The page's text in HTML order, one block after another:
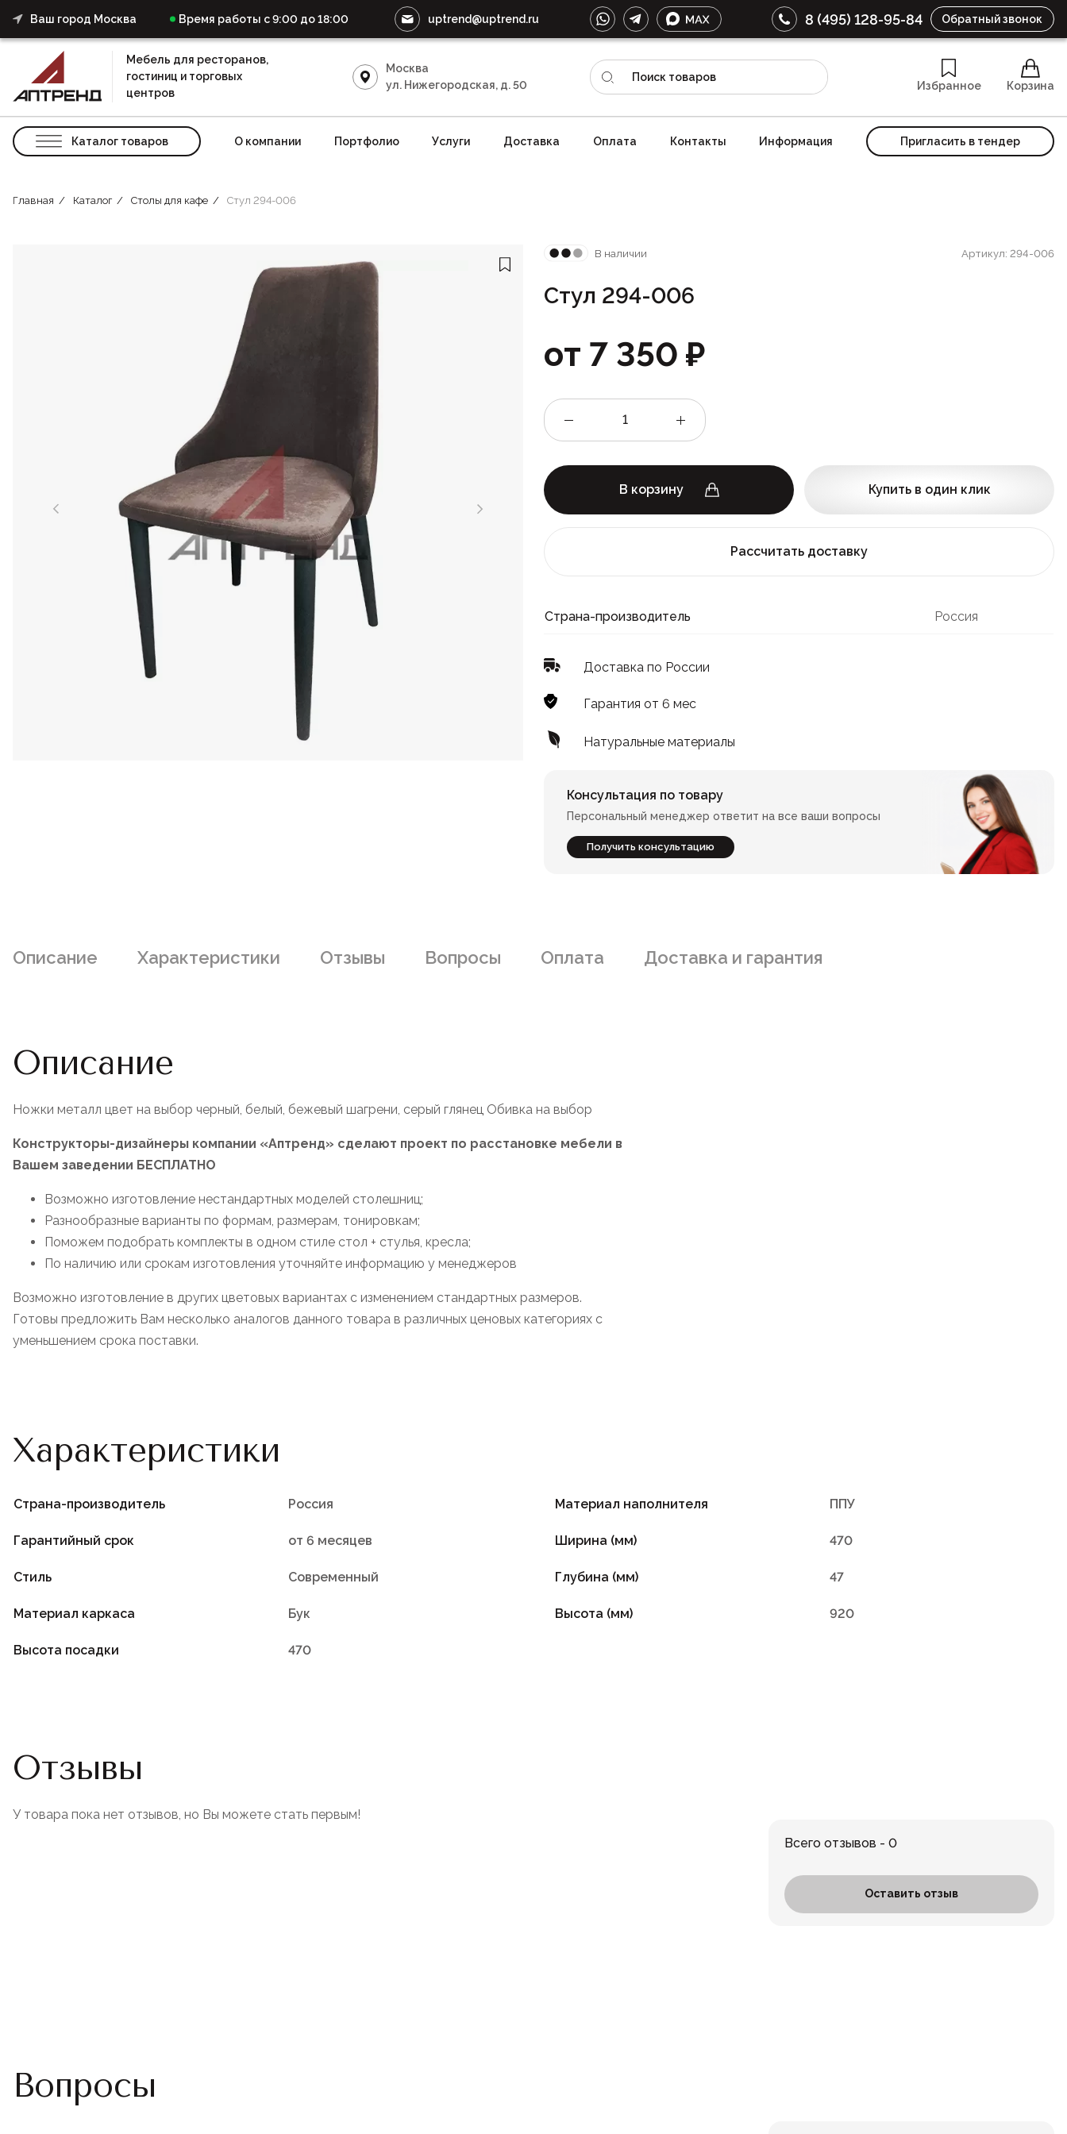
Ваш город Москва Время работы с 9:00 до 18:00 uptrend@uptrend.ru 8 (495) 128-95-84 Обратный звонок
Мебель для ресторанов,
гостиниц и торговых
центров
Москва
ул. Нижегородская, д. 50
Избранное Корзина
Каталог товаров О компании Портфолио Услуги Доставка Оплата Контакты Информация Пригласить в тендер
Главная Каталог Столы для кафе Стул 294-006
В наличии Артикул: 294-006
Стул 294-006
от 7 350 ₽
В корзину Купить в один клик
Рассчитать доставку
Страна-производитель Россия
Доставка по России
Гарантия от 6 мес
Натуральные материалы
Консультация по товару
Персональный менеджер ответит на все ваши вопросы
Получить консультацию
Описание Характеристики Отзывы Вопросы Оплата Доставка и гарантия
Описание
Ножки металл цвет на выбор черный, белый, бежевый шагрени, серый глянец Обивка на выбор
Конструкторы-дизайнеры компании «Аптренд» сделают проект по расстановке мебели в
Вашем заведении БЕСПЛАТНО
Возможно изготовление нестандартных моделей столешниц;
Разнообразные варианты по формам, размерам, тонировкам;
Поможем подобрать комплекты в одном стиле стол + стулья, кресла;
По наличию или срокам изготовления уточняйте информацию у менеджеров
Возможно изготовление в других цветовых вариантах с изменением стандартных размеров.
Готовы предложить Вам несколько аналогов данного товара в различных ценовых категориях с
уменьшением срока поставки.
Характеристики
Страна-производитель Россия
Гарантийный срок от 6 месяцев
Стиль Современный
Материал каркаса Бук
Высота посадки 470
Материал наполнителя ППУ
Ширина (мм) 470
Глубина (мм) 47
Высота (мм) 920
Отзывы
Всего отзывов - 0
Оставить отзыв
У товара пока нет отзывов, но Вы можете стать первым!
Вопросы